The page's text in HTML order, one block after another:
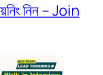
নিন – Join